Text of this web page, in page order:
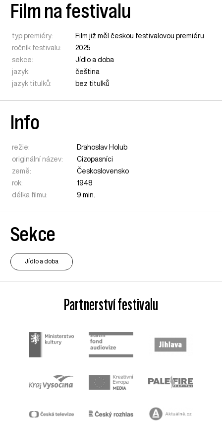
Film na festivalu
typ premiéry:
Film již měl českou festivalovou premiéru
ročník festivalu:
2025
sekce:
Jídlo a doba
jazyk:
čeština
jazyk titulků:
bez titulků
Info
režie:
Drahoslav Holub
originální název:
Cizopasníci
země:
Československo
rok:
1948
délka filmu:
9 min.
Sekce
Jídlo a doba
Partnerství festivalu